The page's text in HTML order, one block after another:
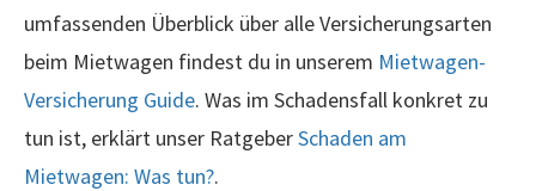
umfassenden Überblick über alle Versicherungsarten
beim Mietwagen findest du in unserem Mietwagen-
Versicherung Guide. Was im Schadensfall konkret zu
tun ist, erklärt unser RatgeberSchaden am
Mietwagen: Was tun?.